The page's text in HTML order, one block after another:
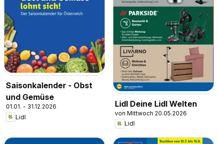
Saisonkalender - Obst
und Gemüse
01.01. - 31.12.2026
Lidl
Lidl Deine Lidl Welten
von Mittwoch 20.05.2026
Lidl